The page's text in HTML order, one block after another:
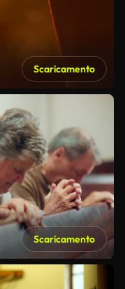
Scaricamento
Scaricamento